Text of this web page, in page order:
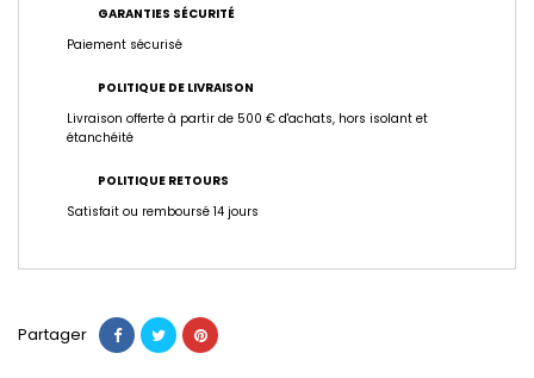
GARANTIES SÉCURITÉ
Paiement sécurisé
POLITIQUE DE LIVRAISON
Livraison offerte à partir de 500 € d'achats, hors isolant et
étanchéité
POLITIQUE RETOURS
Satisfait ou remboursé 14 jours
Partager